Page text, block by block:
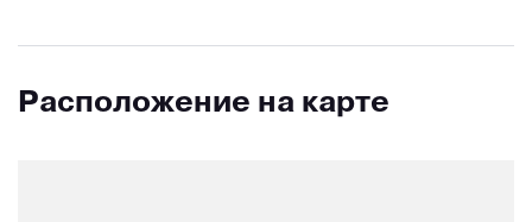
Расположение на карте